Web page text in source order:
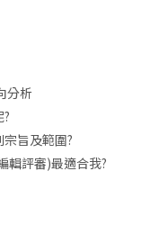
分析
旨及範圍?
評審)最適合我?